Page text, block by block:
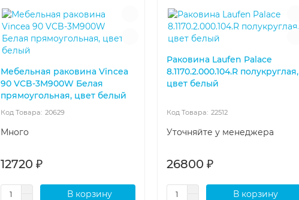
Мебельная раковина Vincea
90 VCB-3M900W Белая
прямоугольная, цвет белый
20629
Много
12720 ₽
В корзину
Раковина Laufen Palace
8.1170.2.000.104.R полукруглая,
цвет белый
22512
Уточняйте у менеджера
26800 ₽
В корзину